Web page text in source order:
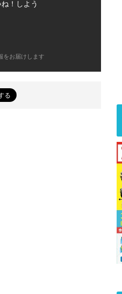
！しよう
をお届けします